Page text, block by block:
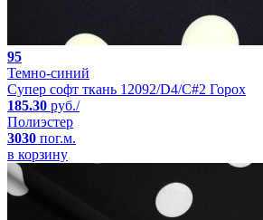
95
Темно-синий
Супер софт ткань 12092/D4/C#2 Горох
185.30 руб./
Полиэстер
3030 пог.м.
в корзину